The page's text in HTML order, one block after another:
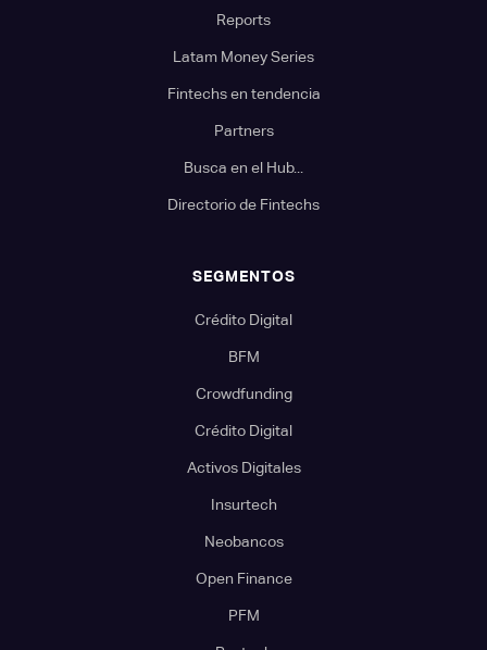
Reports
Latam Money Series
Fintechs en tendencia
Partners
Busca en el Hub...
Directorio de Fintechs
SEGMENTOS
Crédito Digital
BFM
Crowdfunding
Crédito Digital
Activos Digitales
Insurtech
Neobancos
Open Finance
PFM